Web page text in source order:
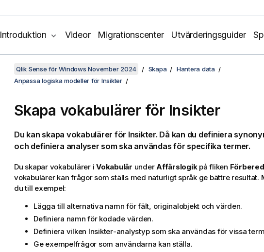
Introduktion Videor Migrationscenter Utvärderingsguider
Qlik Sense för Windows November 2024 Skapa
Hantera data
Anpassa logiska modeller för Insikter
Skapa vokabulärer för Insikter
Du kan skapa vokabulärer för Insikter. Då kan du definiera
och definiera analyser som ska användas för specifika termer.
Du skapar vokabulärer i Vokabulär underAffärslogikpå fliken
vokabulärer kan frågor som ställs med naturligt språk ge bättre resultat.
du till exempel:
Lägga till alternativa namn för fält, originalobjekt och värden.
Definiera namn för kodade värden.
Definiera vilken Insikter-analystyp som ska användas för vissa
Ge exempelfrågor som användarna kan ställa.